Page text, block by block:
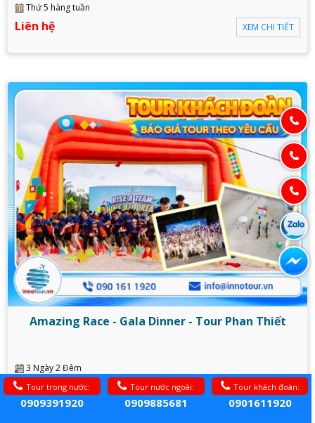
Thứ 5 hàng tuần
Liên hệ XEM CHI TIẾT
Amazing Race - Gala Dinner - Tour Phan Thiết
3 Ngày 2 Đêm
Xe du lịch đời mới
4 sao
Tour trong nước:
0909391920
Tour nước ngoài:
0909885681
Tour khách đoàn:
0901611920